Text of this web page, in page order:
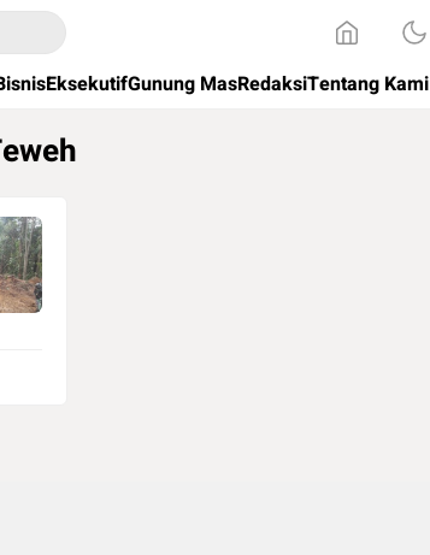
EksekutifGunung MasRedaksiTentang Kami